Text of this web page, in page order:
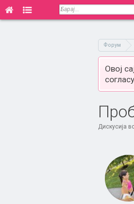
Форум
Овој
Дискусија